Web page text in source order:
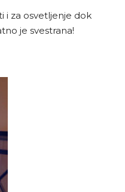
i za osvetljenje dok
je svestrana!